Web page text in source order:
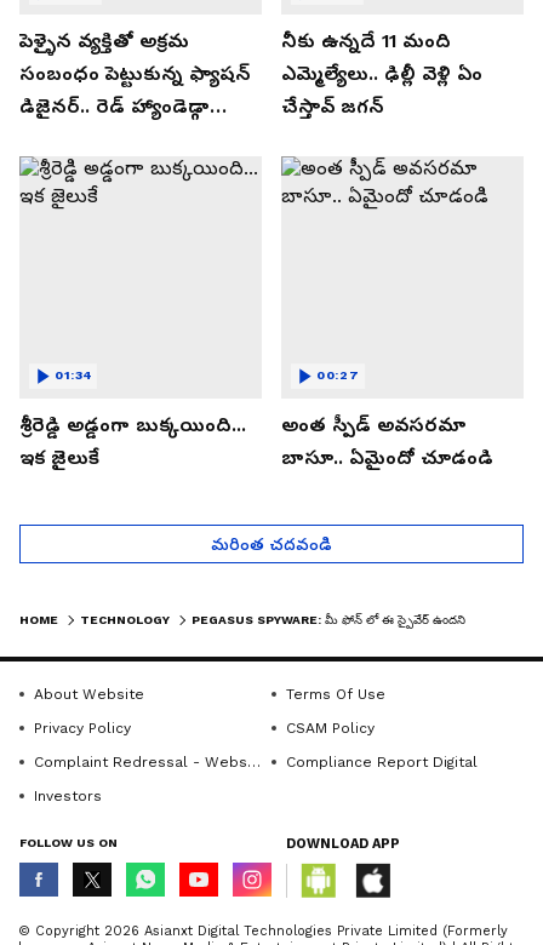
పెళ్ళైన వ్యక్తితో అక్రమ
సంబంధం పెట్టుకున్న ఫ్యాషన్
డిజైనర్.. రెడ్ హ్యాండెడ్గా
నీకు ఉన్నదే 11 మంది
ఎమ్మెల్యేలు.. ఢిల్లీ వెళ్లి ఏం
చేస్తావ్ జగన్
శ్రీరెడ్డి అడ్డంగా బుక్కయింది...
ఇక జైలుకే
01:34
అంత స్పీడ్ అవసరమా
బాసూ.. ఏమైందో చూడండి
00:27
మరింత చదవండి
HOME TECHNOLOGY
About Website
Terms Of Use
Privacy Policy
CSAM Policy
Complaint Redressal - Website
Compliance Report Digital
Investors
FOLLOW US ON DOWNLOAD APP
© Copyright 2026 Asianxt Digital Technologies Private Limited (Formerly